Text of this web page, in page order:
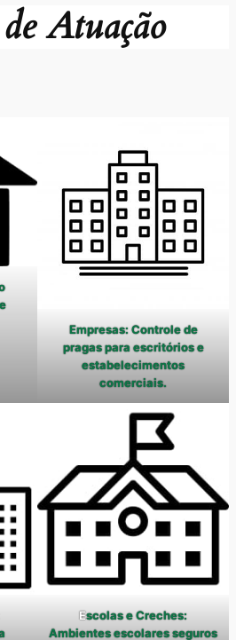
Atuação
Empresas: Controle de
pragas para escritórios e
estabelecimentos
comerciais.
Escolas e Creches:
Ambientes escolares seguros